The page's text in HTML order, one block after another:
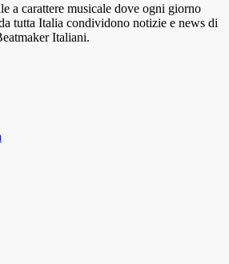
a carattere musicale dove ogni giorno
tutta Italia condividono notizie e news di
Italiani.